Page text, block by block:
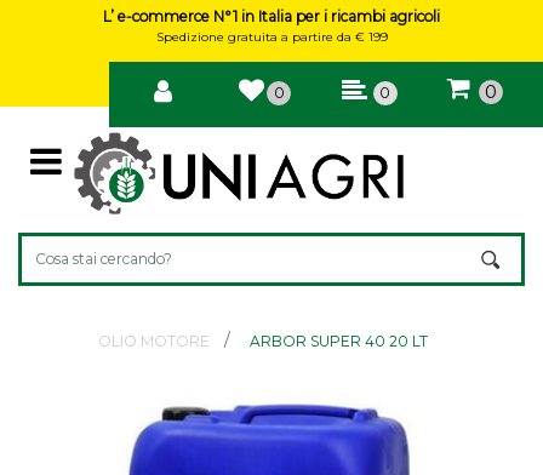
L’ e-commerce N°1 in Italia per i ricambi agricoli
Spedizione gratuita a partire da € 199
0 0 0
Open
Changing a filter automatically updates the other available
OLIO MOTORE ARBOR SUPER 40 20 LT